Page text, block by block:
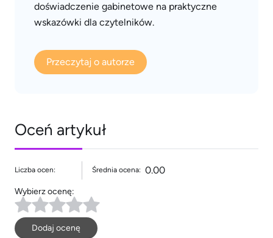
doświadczenie gabinetowe na praktyczne
wskazówki dla czytelników.
Przeczytaj o autorze
Oceń artykuł
Liczba ocen: Średnia ocena: 0.00
Wybierz ocenę:
Dodaj ocenę